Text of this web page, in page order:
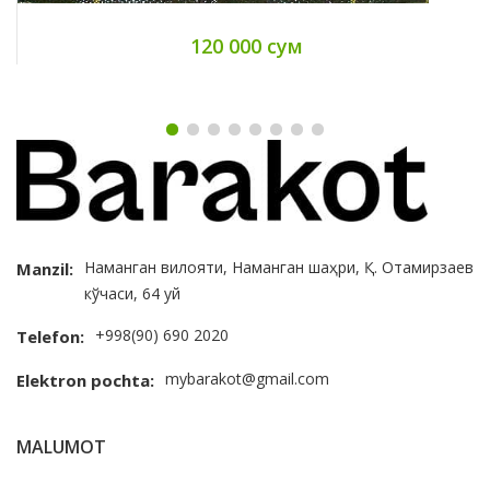
120 000 сум
Manzil: Наманган вилояти, Наманган шаҳри, Қ. Отамирзаев
кўчаси, 64 уй
Telefon: +998(90) 690 2020
Elektron pochta: mybarakot@gmail.com
MALUMOT